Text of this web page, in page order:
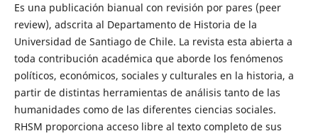
Es una publicación bianual con revisión por pares (peer
review), adscrita al Departamento de Historia de la
Universidad de Santiago de Chile. La revista esta abierta a
toda contribución académica que aborde los fenómenos
políticos, económicos, sociales y culturales en la historia, a
partir de distintas herramientas de análisis tanto de las
humanidades como de las diferentes ciencias sociales.
RHSM proporciona acceso libre al texto completo de sus